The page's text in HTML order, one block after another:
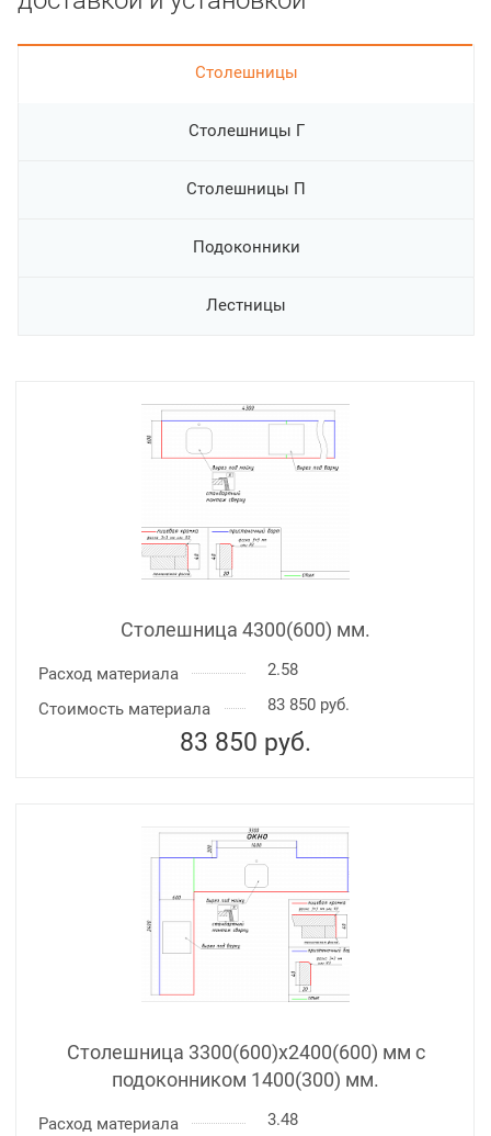
Cтолешницы
Столешницы Г
Столешницы П
Подоконники
Лестницы
Столешница 4300(600) мм.
Расход материала
2.58
Стоимость материала
83 850 руб.
83 850 руб.
Столешница 3300(600)х2400(600) мм с
подоконником 1400(300) мм.
Расход материала
3.48